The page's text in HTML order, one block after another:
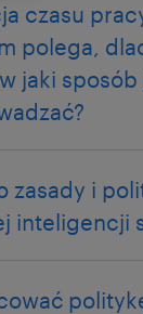
czasu
polega,
jaki sposób
zasady i
inteligencji